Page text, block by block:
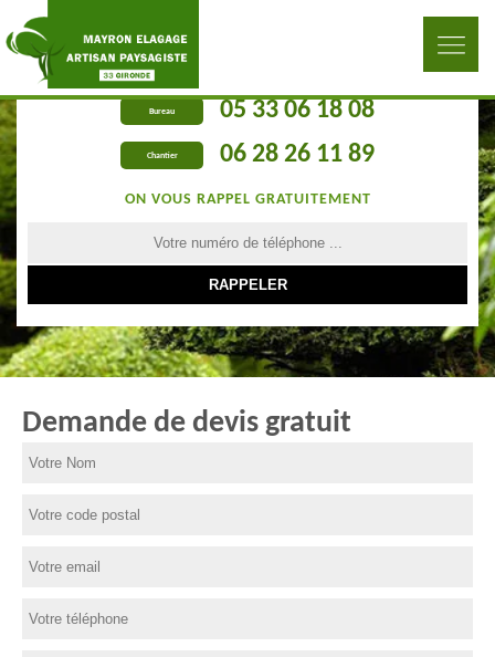
Bureau 05 33 06 18 08
Chantier 06 28 26 11 89
ON VOUS RAPPEL GRATUITEMENT
Demande de devis gratuit